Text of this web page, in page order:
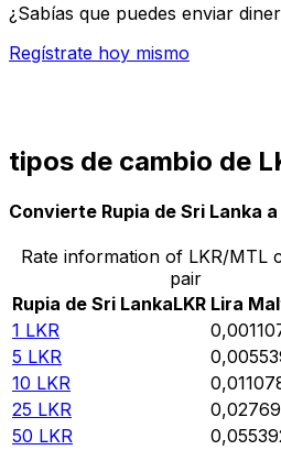
¿Sabías que puedes enviar
Regístrate hoy mismo
tipos de cambio de
Convierte Rupia de Sri Lanka
Rate information of LKR/MTL
pair
Rupia de Sri LankaLKR Lira
1 LKR
5 LKR
10 LKR
25 LKR
50 LKR